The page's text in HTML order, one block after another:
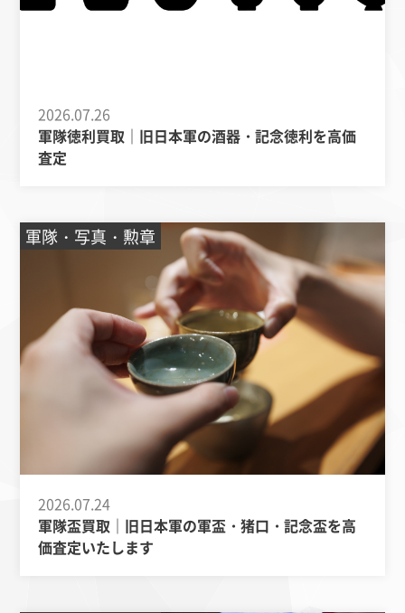
2026.07.26
軍隊徳利買取｜旧日本軍の酒器・記念徳利を高価
査定
軍隊・写真・勲章
2026.07.24
軍隊盃買取｜旧日本軍の軍盃・猪口・記念盃を高
価査定いたします